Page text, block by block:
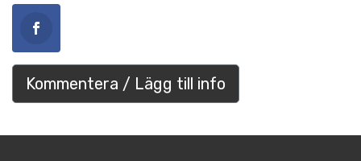
Kommentera / Lägg till info